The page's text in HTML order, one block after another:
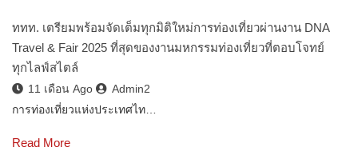
ททท. เตรียมพร้อมจัดเต็มทุกมิติใหม่การท่องเที่ยวผ่านงาน DNA
Travel & Fair 2025 ที่สุดของงานมหกรรมท่องเที่ยวที่ตอบโจทย์
ทุกไลฟ์สไตล์
11 เดือน Ago
Admin2
การท่องเที่ยวแห่งประเทศไท…
Read More